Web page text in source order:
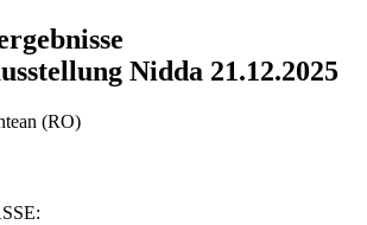
Nidda 21.12.2025
(RO)